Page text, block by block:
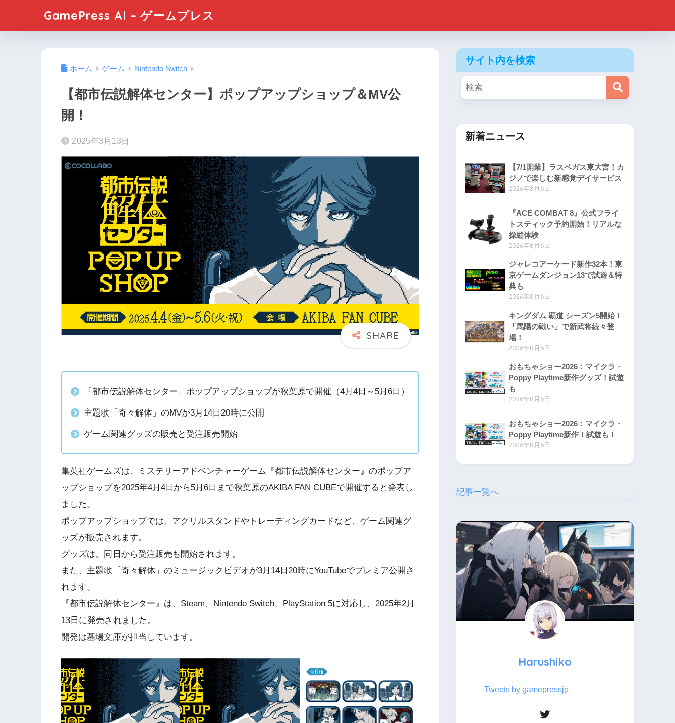
GamePress AI – ゲームプレス
ホーム ゲーム Nintendo Switch
【都市伝説解体センター】ポップアップショップ＆MV公
開！
2025年3月13日
『都市伝説解体センター』ポップアップショップが秋葉原で開催（4月4日～5月6日）
主題歌「奇々解体」のMVが3月14日20時に公開
ゲーム関連グッズの販売と受注販売開始
集英社ゲームズは、ミステリーアドベンチャーゲーム『都市伝説解体センター』のポップア
ップショップを2025年4月4日から5月6日まで秋葉原のAKIBA FAN CUBEで開催すると発表し
ました。
ポップアップショップでは、アクリルスタンドやトレーディングカードなど、ゲーム関連グ
ッズが販売されます。
グッズは、同日から受注販売も開始されます。
また、主題歌「奇々解体」のミュージックビデオが3月14日20時にYouTubeでプレミア公開さ
れます。
『都市伝説解体センター』は、Steam、Nintendo Switch、PlayStation 5に対応し、2025年2月
13日に発売されました。
開発は墓場文庫が担当しています。
サイト内を検索
新着ニュース
【7/1開業】ラスベガス東大宮！カ
ジノで楽しむ新感覚デイサービス
2026年8月6日
『ACE COMBAT 8』公式フライ
トスティック予約開始！リアルな
操縦体験
2026年8月6日
ジャレコアーケード新作32本！東
京ゲームダンジョン13で試遊＆特
典も
2026年8月6日
キングダム 覇道 シーズン5開始！
「馬陽の戦い」で新武将続々登
場！
2026年8月6日
おもちゃショー2026：マイクラ・
Poppy Playtime新作グッズ！試遊
も
2026年8月6日
おもちゃショー2026：マイクラ・
Poppy Playtime新作！試遊も！
2026年8月6日
記事一覧へ
Harushiko
Tweets by gamepressjp